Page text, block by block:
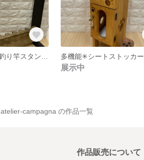
多機能✳︎シートストッカー
展示中
atelier-campagna の作品一覧
作品販売について